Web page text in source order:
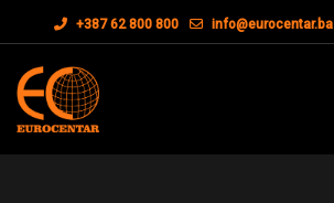
+387 62 800 800 info@eurocentar.ba